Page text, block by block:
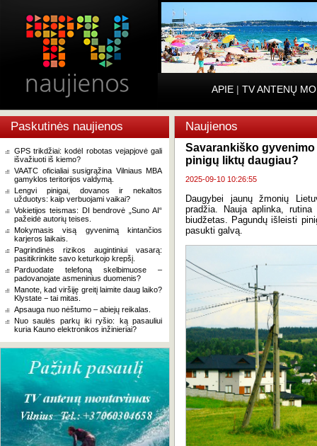
APIE | TV ANTENŲ
Paskutinės naujienos
GPS trikdžiai: kodėl robotas vejapjovė gali
išvažiuoti iš kiemo?
VAATC oficialiai susigrąžina Vilniaus MBA
gamyklos teritorijos valdymą.
Lengvi pinigai, dovanos ir nekaltos
užduotys: kaip verbuojami vaikai?
Vokietijos teismas: DI bendrovė „Suno AI“
pažeidė autorių teises.
Mokymasis visą gyvenimą kintančios
karjeros laikais.
Pagrindinės rizikos augintiniui vasarą:
pasitikrinkite savo keturkojo krepšį.
Parduodate telefoną skelbimuose –
padovanojate asmeninius duomenis?
Manote, kad viršiję greitį laimite daug laiko?
Klystate − tai mitas.
Apsauga nuo nėštumo – abiejų reikalas.
Nuo saulės parkų iki ryšio: ką pasauliui
kuria Kauno elektronikos inžinieriai?
Naujienos
Savarankiško
pinigų liktų daugiau?
2025-09-10 10:26:55
Daugybei jaunų žmonių
pradžia. Nauja aplinka,
biudžetas. Pagundų išleisti
pasukti galvą.